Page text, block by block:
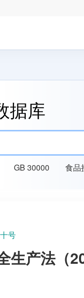
据库
GB 30000 食品
号
生产法（